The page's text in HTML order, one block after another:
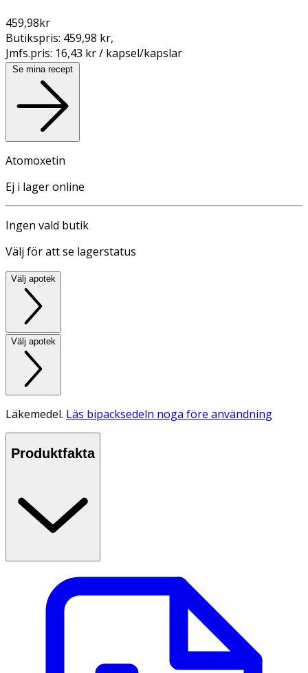
459,98kr
Butikspris: 459,98 kr,
Jmfs.pris: 16,43 kr / kapsel/kapslar
Se mina recept
Atomoxetin
Ej i lager online
Ingen vald butik
Välj för att se lagerstatus
Välj apotek
Välj apotek
Läkemedel. Läs bipacksedeln noga före användning
Produktfakta